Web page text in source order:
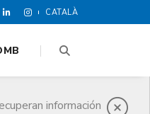
CATALÀ
información